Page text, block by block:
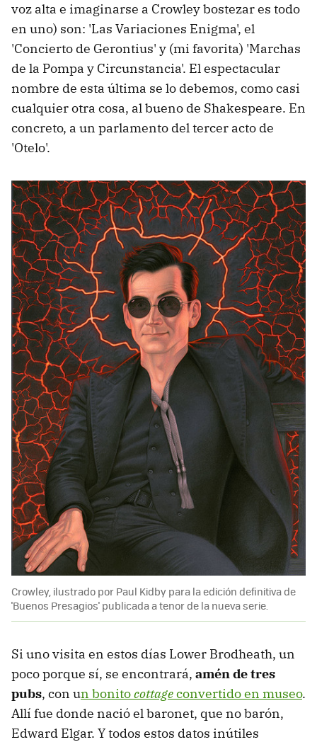
voz alta e imaginarse a Crowley bostezar es todo
en uno) son: 'Las Variaciones Enigma', el
'Concierto de Gerontius' y (mi favorita) 'Marchas
de la Pompa y Circunstancia'. El espectacular
nombre de esta última se lo debemos, como casi
cualquier otra cosa, al bueno de Shakespeare. En
concreto, a un parlamento del tercer acto de
'Otelo'.
Crowley, ilustrado por Paul Kidby para la edición definitiva de
'Buenos Presagios' publicada a tenor de la nueva serie.
Si uno visita en estos días Lower Brodheath, un
poco porque sí, se encontrará, amén de tres
pubs, con un bonitocottageconvertido en museo.
Allí fue donde nació el baronet, que no barón,
Edward Elgar. Y todos estos datos inútiles